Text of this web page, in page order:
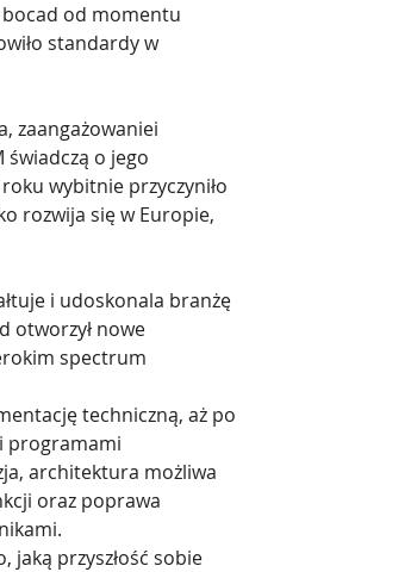
od momentu
standardy w
zaangażowaniei
świadczą o jego
wybitnie przyczyniło
rozwija się w Europie,
i udoskonala branżę
otworzył nowe
spectrum
techniczną, aż po
programami
architektura możliwa
oraz poprawa
jaką przyszłość sobie